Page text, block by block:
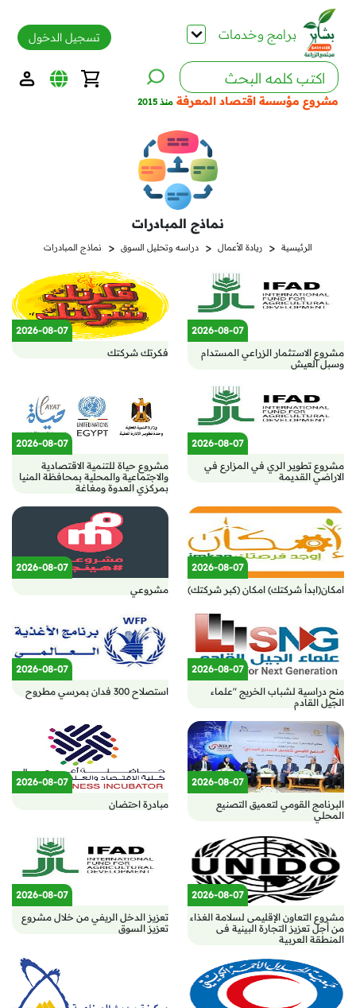
برامج وخدمات
مشروع مؤسسة اقتصاد المعرفة منذ 2015
تسجيل الدخول
نماذج المبادرات
الرئيسية < ريادة الأعمال < دراسه وتحليل السوق < نماذج المبادرات
2026-08-07
مشروع الاستثمار الزراعي المستدام
وسبل العيش
2026-08-07
فكرتك شركتك
2026-08-07
مشروع تطوير الري في المزارع في
الاراضي القديمة
2026-08-07
مشروع حياة للتنمية الاقتصادية
والاجتماعية والمحلية بمحافظة المنيا
بمركزي العدوة ومغاغة
2026-08-07
امكان(ابدأ شركتك) امكان (كبر شركتك)
2026-08-07
مشروعي
2026-08-07
منح دراسية لشباب الخريج "علماء
الجيل القادم
2026-08-07
استصلاح 300 فدان بمرسي مطروح
2026-08-07
البرنامج القومي لتعميق التصنيع
المحلي
2026-08-07
مبادرة احتضان
2026-08-07
مشروع التعاون الإقليمى لسلامة الغذاء
من أجل تعزيز التجارة البينية فى
المنطقة العربية
2026-08-07
تعزيز الدخل الريفي من خلال مشروع
تعزيز السوق